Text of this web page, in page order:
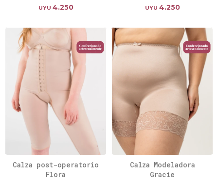
UYU 4.250 UYU 4.250
Calza post-operatorio
Flora
Calza Modeladora
Gracie